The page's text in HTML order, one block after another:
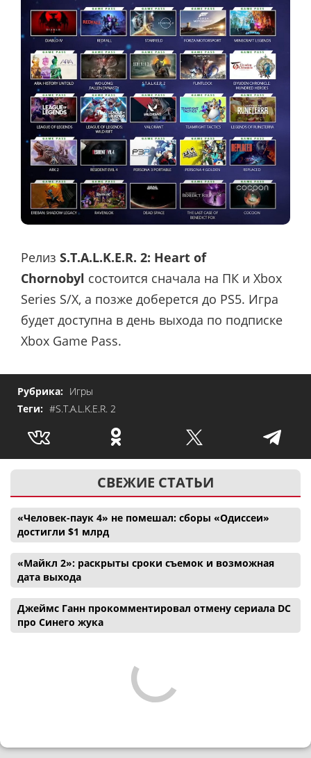
Релиз S.T.A.L.K.E.R. 2: Heart of
Chornobyl состоится сначала на ПК и Xbox
Series S/X, а позже доберется до PS5. Игра
будет доступна в день выхода по подписке
Xbox Game Pass.
Рубрика: Игры
Теги: #S.T.A.L.K.E.R. 2
СВЕЖИЕ СТАТЬИ
«Человек-паук 4» не помешал: сборы «Одиссеи»
достигли $1 млрд
«Майкл 2»: раскрыты сроки съемок и возможная
дата выхода
Джеймс Ганн прокомментировал отмену сериала DC
про Синего жука